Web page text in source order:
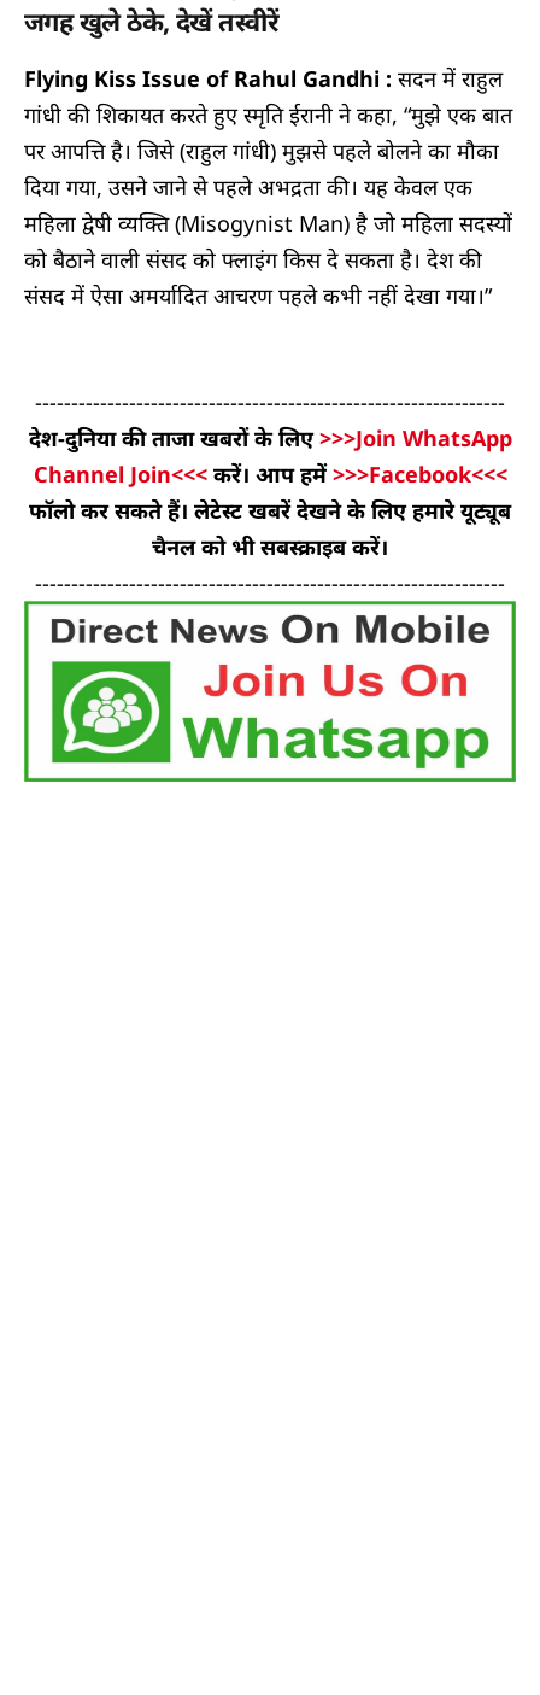
जगह खुले ठेके, देखें तस्वीरें
Flying Kiss Issue of Rahul Gandhi : सदन में राहुल
गांधी की शिकायत करते हुए स्मृति ईरानी ने कहा, “मुझे एक बात
पर आपत्ति है। जिसे (राहुल गांधी) मुझसे पहले बोलने का मौका
दिया गया, उसने जाने से पहले अभद्रता की। यह केवल एक
महिला द्वेषी व्यक्ति (Misogynist Man) है जो महिला सदस्यों
को बैठाने वाली संसद को फ्लाइंग किस दे सकता है। देश की
संसद में ऐसा अमर्यादित आचरण पहले कभी नहीं देखा गया।”
-----------------------------------------------------------------
देश-दुनिया की ताजा खबरों के लिए>>>Join WhatsApp
Channel Join<<< करें। आप हमें>>>Facebook<<<
फॉलो कर सकते हैं। लेटेस्ट खबरें देखने के लिए हमारे यूट्यूब
चैनल को भी सबस्क्राइब करें।
-----------------------------------------------------------------